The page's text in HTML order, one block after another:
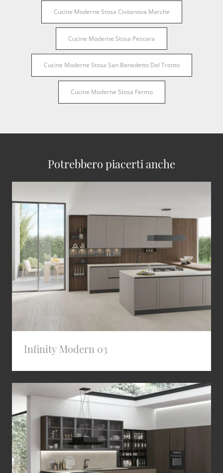
Cucine Moderne Stosa Civitanova Marche
Cucine Moderne Stosa Pescara
Cucine Moderne Stosa San Benedetto Del Tronto
Cucine Moderne Stosa Fermo
Potrebbero piacerti anche
Infinity Modern 03